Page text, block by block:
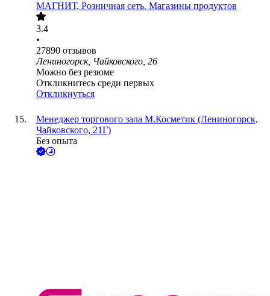
МАГНИТ, Розничная сеть. Магазины продуктов
3.4
•
27890 отзывов
Лениногорск, Чайковского, 26
Можно без резюме
Откликнитесь среди первых
Откликнуться
Менеджер торгового зала М.Косметик (Лениногорск,
Чайковского, 21Г)
Без опыта